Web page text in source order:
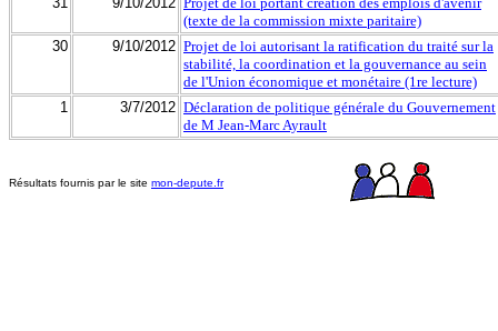
(texte de la commission mixte paritaire)
30
9/10/2012 Projet de loi autorisant la ratification du traité sur la
stabilité, la coordination et la gouvernance au sein
de l'Union économique et monétaire (1re lecture)
1
3/7/2012 Déclaration de politique générale du Gouvernement
de M Jean-Marc Ayrault
Résultats fournis par le site mon-depute.fr